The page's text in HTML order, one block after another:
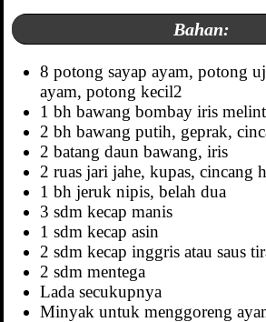
Bahan:
8 potong sayap ayam, potong
ayam, potong kecil2
1 bh bawang bombay iris
2 bh bawang putih, geprak,
2 batang daun bawang, iris
2 ruas jari jahe, kupas, cincang
1 bh jeruk nipis, belah dua
3 sdm kecap manis
1 sdm kecap asin
2 sdm kecap inggris atau saus
2 sdm mentega
Lada secukupnya
Minyak untuk menggoreng